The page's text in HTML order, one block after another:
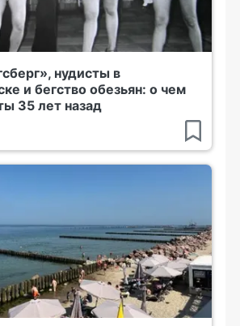
нудисты в
и бегство обезьян: о чем
35 лет назад